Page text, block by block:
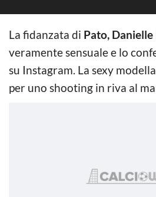
La fidanzata di Pato,
veramente sensuale e lo
su Instagram. La sexy
per uno shooting in riva al